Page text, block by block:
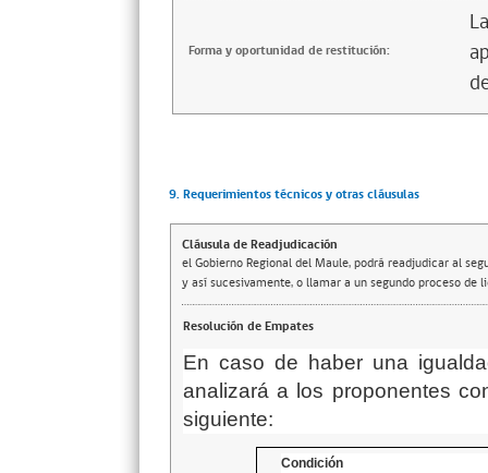
Forma y oportunidad de restitución:
9. Requerimientos técnicos y otras cláusulas
Cláusula de Readjudicación
el Gobierno Regional del Maule, podrá readjudicar al
y así sucesivamente, o llamar a un segundo proceso de
Resolución de Empates
En caso de haber una
analizará a los proponentes
siguiente:
Condición